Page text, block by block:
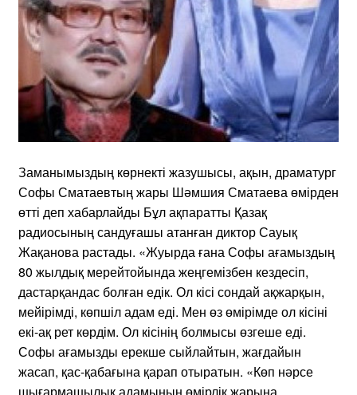
Заманымыздың көрнекті жазушысы, ақын, драматург
Софы Сматаевтың жары Шәмшия Сматаева өмірден
өтті деп хабарлайды Бұл ақпаратты Қазақ
радиосының сандуғашы атанған диктор Сауық
Жақанова растады. «Жуырда ғана Софы ағамыздың
80 жылдық мерейтойында жеңгемізбен кездесіп,
дастарқандас болған едік. Ол кісі сондай ақжарқын,
мейірімді, көпшіл адам еді. Мен өз өмірімде ол кісіні
екі-ақ рет көрдім. Ол кісінің болмысы өзгеше еді.
Софы ағамызды ерекше сыйлайтын, жағдайын
жасап, қас-қабағына қарап отыратын. «Көп нәрсе
шығармашылық адамының өмірлік жарына